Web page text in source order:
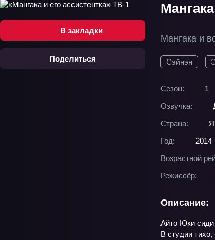
В закладки
Поделиться
Мангака и
Сэйнэн
Сезон: 1
Озвучка:
Страна:
Год:
2014
Возрастной
Режиссёр:
Описание:
Айто Юки
В студии